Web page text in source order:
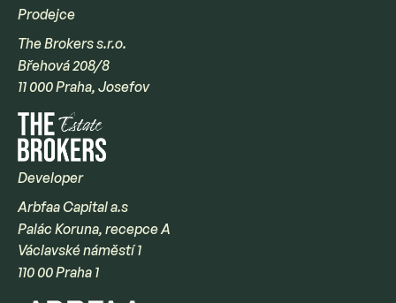
Prodejce
The Brokers s.r.o.
Břehová 208/8
11 000 Praha, Josefov
Developer
Arbfaa Capital a.s
Palác Koruna, recepce A
Václavské náměstí 1
110 00 Praha 1